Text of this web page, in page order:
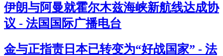
伊朗与阿曼就霍尔木兹海峡新航线达成协
议 - 法国国际广播电台
金与正指责日本已转变为“好战国家” - 法